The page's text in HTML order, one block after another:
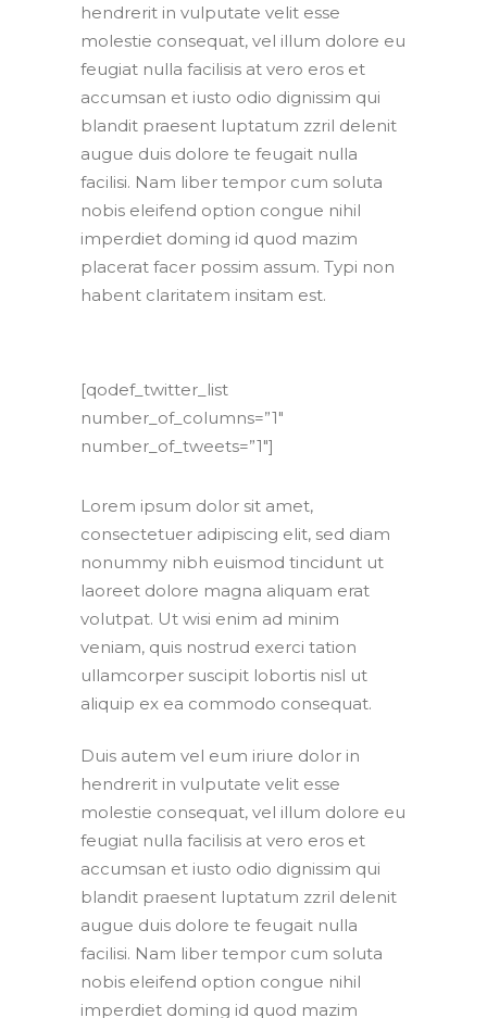
hendrerit in vulputate velit esse
molestie consequat, vel illum dolore eu
feugiat nulla facilisis at vero eros et
accumsan et iusto odio dignissim qui
blandit praesent luptatum zzril delenit
augue duis dolore te feugait nulla
facilisi. Nam liber tempor cum soluta
nobis eleifend option congue nihil
imperdiet doming id quod mazim
placerat facer possim assum. Typi non
habent claritatem insitam est.
[qodef_twitter_list
number_of_columns=”1″
number_of_tweets=”1″]
Lorem ipsum dolor sit amet,
consectetuer adipiscing elit, sed diam
nonummy nibh euismod tincidunt ut
laoreet dolore magna aliquam erat
volutpat. Ut wisi enim ad minim
veniam, quis nostrud exerci tation
ullamcorper suscipit lobortis nisl ut
aliquip ex ea commodo consequat.
Duis autem vel eum iriure dolor in
hendrerit in vulputate velit esse
molestie consequat, vel illum dolore eu
feugiat nulla facilisis at vero eros et
accumsan et iusto odio dignissim qui
blandit praesent luptatum zzril delenit
augue duis dolore te feugait nulla
facilisi. Nam liber tempor cum soluta
nobis eleifend option congue nihil
imperdiet doming id quod mazim